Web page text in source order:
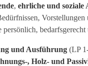
, ehrliche und
bedarfsgerecht
und Ausführung (LP
, Holz- und